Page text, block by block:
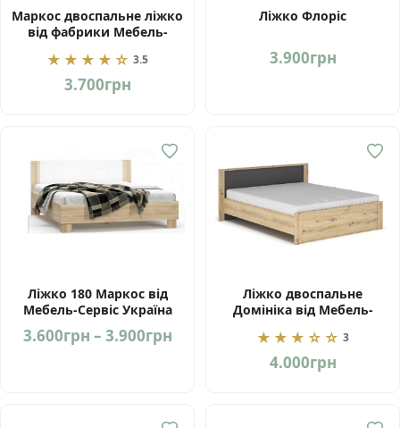
Маркос двоспальне ліжко
від фабрики Мебель-
★★★★☆ 3.5
3.700грн
Ліжко Флоріс
3.900грн
Ліжко 180 Маркос від
Мебель-Сервіс Україна
3.600грн – 3.900грнPrice
3.900грн
Ліжко двоспальне
Домініка від Мебель-
★★★☆☆ 3
4.000грн